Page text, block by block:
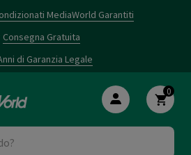
MediaWorld Garantiti
Consegna Gratuita
di Garanzia Legale
0